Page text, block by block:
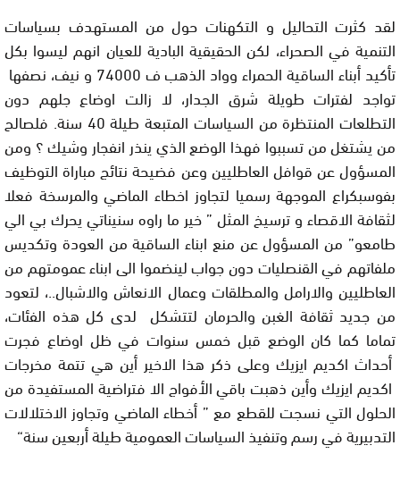
لقد كثرت التحاليل و التكهنات حول من المستهدف بسياسات
التنمية في الصحراء، لكن الحقيقية البادية للعيان انهم ليسوا بكل
تأكيد أبناء الساقية الحمراء وواد الذهب ف 74000 و نيف، نصفها
تواجد لفترات طويلة شرق الجدار، لا زالت اوضاع جلهم دون
التطلعات المنتظرة من السياسات المتبعة طيلة 40 سنة. فلصالح
من يشتغل من تسببوا فهذا الوضع الذي ينذر انفجار وشيك ؟ ومن
المسؤول عن قوافل العاطليين وعن فضيحة نتائج مباراة التوظيف
بفوسبكراع الموجهة رسميا لتجاوز اخطاء الماضي والمرسخة فعلا
لثقافة الاقصاء و ترسيخ المثل ” خير ما راوه سنيناتي يحرك بي الي
طامعو” من المسؤول عن منع ابناء الساقية من العودة وتكديس
ملفاتهم في القنصليات دون جواب لينضموا الى ابناء عمومتهم من
العاطليين والارامل والمطلقات وعمال الانعاش والاشبال..، لتعود
من جديد ثقافة الغبن والحرمان لتتشكل لدى كل هذه الفئات،
تماما كما كان الوضع قبل خمس سنوات في ظل اوضاع فجرت
أحداث اكديم ايزيك وعلى ذكر هذا الاخير أين هي تتمة مخرجات
اكديم ايزيك وأين ذهبت باقي الأفواج الا فتراضية المستفيدة من
الحلول التي نسجت للقطع مع ” أخطاء الماضي وتجاوز الاختلالات
التدبيرية في رسم وتنفيذ السياسات العمومية طيلة أربعين سنة“